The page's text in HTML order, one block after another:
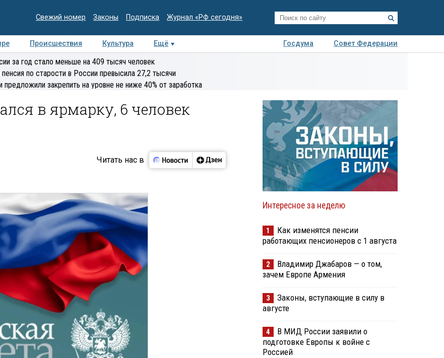
Свежий номер Законы Подписка Журнал «РФ сегодня»
Происшествия Культура Ещё Госдума
Совет Федерации
Медиацентр Интервью Колумнисты
за год стало меньше на 409 тысяч человек
по старости в России превысила 27,2 тысячи
закрепить на уровне не ниже 40% от заработка
в ярмарку, 6 человек
Читать нас в
Интересное за неделю
1
Как изменятся пенсии
работающих пенсионеров с 1 августа
2
Владимир Джабаров — о том,
зачем Европе Армения
3
Законы, вступающие в силу в
августе
4
В МИД России заявили о
подготовке Европы к войне с
Россией